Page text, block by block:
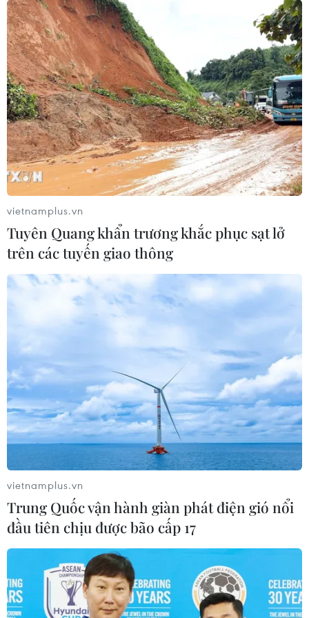
Tổng thống Ai Cập đã có các cuộc điện đàm riêng rẽ
với Tổng thống Nga, Thủ tướng các nước Canada, Hy
Lạp, Italy, Na Uy để thảo luận những diễn biến mới nhất
liên quan tình hình ở Dải Gaza.
Hội đồng Bảo an tiếp tục bất đồng về cuộc
xung đột Hamas-Israel
17/10/2023 04:35
Theo Đại diện thường trực của Mỹ tại Liên hợp quốc, dự
thảo nghị quyết mà Moskva đưa ra chỉ đề cập chung
chung, mà không lên án đích danh Phong trào Hamas
trong cuộc xung đột với Israel.
vietnamplus.vn
Tuyên Quang khẩn trương khắc phục sạt lở
trên các tuyến giao thông
vietnamplus.vn
Trung Quốc vận hành giàn phát điện gió nổi
đầu tiên chịu được bão cấp 17